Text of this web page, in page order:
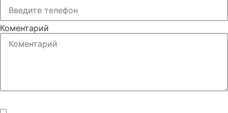
Коментарий